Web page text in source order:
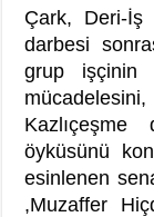
Çark, Deri-İş
darbesi
grup işçinin
öyküsünü
esinlenen
,Muzaffer